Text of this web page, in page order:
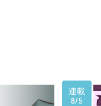
連載
8/5